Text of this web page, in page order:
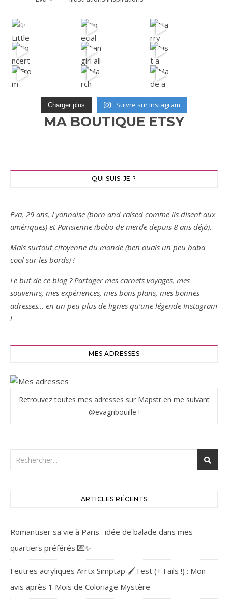
Charger plus Suivre sur Instagram
MA BOUTIQUE ETSY
QUI SUIS-JE ?
Eva, 29 ans, Lyonnaise (born and raised comme ils disent aux
amériques) et Parisienne (bobo de merde depuis 8 ans déjà).
Mais surtout citoyenne du monde (ben ouais un peu baba
cool sur les bords) !
Le but de ce blog ? Partager mes carnets voyages, mes
souvenirs, mes expériences, mes bons plans, mes bonnes
adresses… en un peu plus de lignes qu’une légende Instagram
!
MES ADRESSES
Retrouvez toutes mes adresses sur Mapstr en me suivant
@evagribouille !
ARTICLES RÉCENTS
Romantiser sa vie à Paris : idée de balade dans mes
quartiers préférés 💌✨
Feutres acryliques Arrtx Simptap 🖌️Test (+ Fails !) : Mon
avis après 1 Mois de Coloriage Mystère